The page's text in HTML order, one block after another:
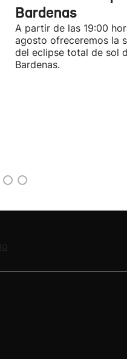
Bardenas
A partir de las 19:00
agosto ofreceremos la
del eclipse total de sol
Bardenas.